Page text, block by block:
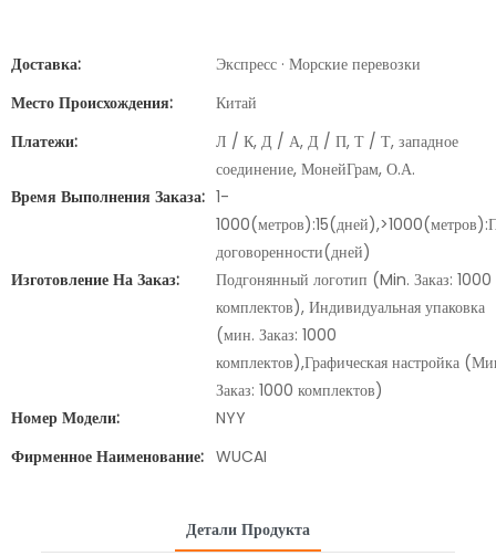
Доставка:
Экспресс · Морские перевозки
Место Происхождения:
Китай
Платежи:
Л / К, Д / А, Д / П, Т / Т, западное
соединение, МонейГрам, О.А.
Время Выполнения Заказа: 1-
договоренности(дней)
Изготовление На Заказ:
Подгонянный логотип (Min. Заказ: 1000
комплектов), Индивидуальная упаковка
(мин. Заказ: 1000
комплектов),Графическая настройка
Заказ: 1000 комплектов)
Номер Модели:
NYY
Фирменное Наименование: WUCAI
Детали Продукта